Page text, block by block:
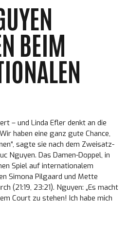
BEIM
– und Linda Efler denkt an die
haben eine ganz gute Chance,
sagte sie nach dem Zweisatz-
Nguyen. Das Damen-Doppel, in
Spiel auf internationalem
Simona Pilgaard und Mette
(21:19, 23:21). Nguyen: „Es macht
Court zu stehen! Ich habe mich